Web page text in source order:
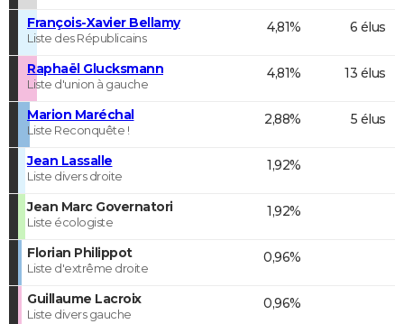
François-Xavier Bellamy
Liste des Républicains
4,81% 6 élus
Raphaël Glucksmann
Liste d'union à gauche
4,81% 13 élus
Marion Maréchal
Liste Reconquête !
2,88% 5 élus
Jean Lassalle
Liste divers droite
1,92%
Jean Marc Governatori
Liste écologiste
1,92%
Florian Philippot
Liste d'extrême droite
0,96%
Guillaume Lacroix
Liste divers gauche
0,96%